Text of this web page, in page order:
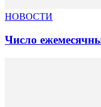
НОВОСТИ
Число